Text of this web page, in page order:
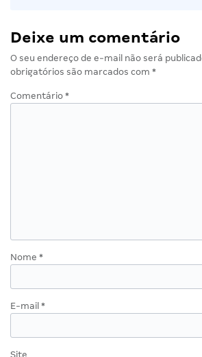
Deixe um comentário
O seu endereço de e-mail não será
obrigatórios são marcados com *
Comentário *
Nome *
E-mail *
Site